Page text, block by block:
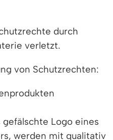
durch
verletzt.
von Schutzrechten:
Logo eines
werden mit qualitativ